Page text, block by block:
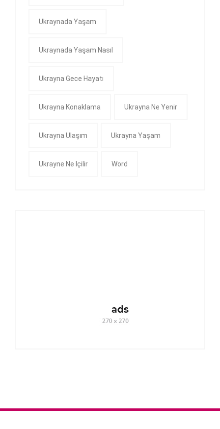
Ukraynada Yaşam
Ukraynada Yaşam Nasıl
Ukrayna Gece Hayatı
Ukrayna Konaklama Ukrayna Ne Yenir
Ukrayna Ulaşım Ukrayna Yaşam
Ukrayne Ne Içilir Word